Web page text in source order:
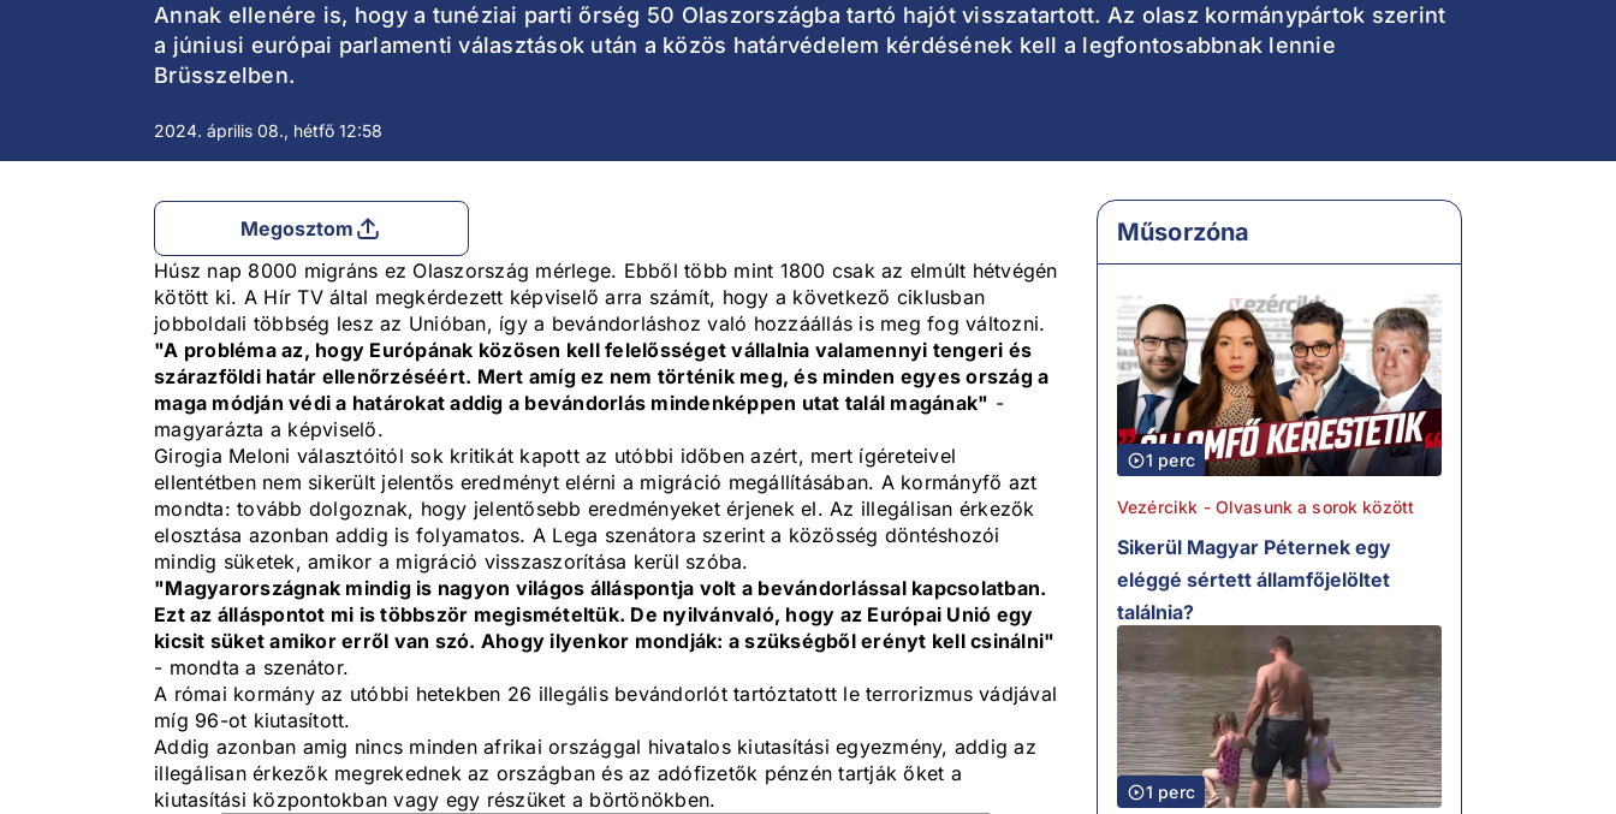
Annak ellenére is, hogy a tunéziai parti őrség 50 Olaszországba tartó hajót visszatartott. Az olasz kormánypártok szerint
a júniusi európai parlamenti választások után a közös határvédelem kérdésének kell a legfontosabbnak lennie
Brüsszelben.
2024. április 08., hétfő 12:58
Megosztom
Húsz nap 8000 migráns ez Olaszország mérlege. Ebből több mint 1800 csak az elmúlt hétvégén
kötött ki. A Hír TV által megkérdezett képviselő arra számít, hogy a következő ciklusban
jobboldali többség lesz az Unióban, így a bevándorláshoz való hozzáállás is meg fog változni.
"A probléma az, hogy Európának közösen kell felelősséget vállalnia valamennyi tengeri és
szárazföldi határ ellenőrzéséért. Mert amíg ez nem történik meg, és minden egyes ország a
maga módján védi a határokat addig a bevándorlás mindenképpen utat talál magának" -
magyarázta a képviselő.
Girogia Meloni választóitól sok kritikát kapott az utóbbi időben azért, mert ígéreteivel
ellentétben nem sikerült jelentős eredményt elérni a migráció megállításában. A kormányfő azt
mondta: tovább dolgoznak, hogy jelentősebb eredményeket érjenek el. Az illegálisan érkezők
elosztása azonban addig is folyamatos. A Lega szenátora szerint a közösség döntéshozói
mindig süketek, amikor a migráció visszaszorítása kerül szóba.
"Magyarországnak mindig is nagyon világos álláspontja volt a bevándorlással kapcsolatban.
Ezt az álláspontot mi is többször megismételtük. De nyilvánvaló, hogy az Európai Unió egy
kicsit süket amikor erről van szó. Ahogy ilyenkor mondják: a szükségből erényt kell csinálni"
- mondta a szenátor.
A római kormány az utóbbi hetekben 26 illegális bevándorlót tartóztatott le terrorizmus vádjával
míg 96-ot kiutasított.
Addig azonban amig nincs minden afrikai országgal hivatalos kiutasítási egyezmény, addig az
illegálisan érkezők megrekednek az országban és az adófizetők pénzén tartják őket a
kiutasítási központokban vagy egy részüket a börtönökben.
Műsorzóna
1 perc
Vezércikk - Olvasunk a sorok között
Sikerül Magyar Péternek egy
eléggé sértett államfőjelöltet
találnia?
1 perc